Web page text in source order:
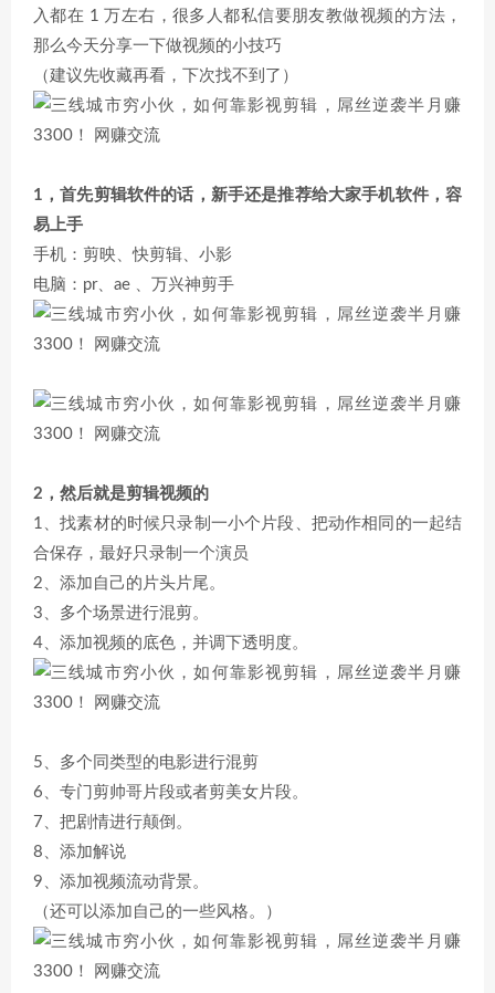
入都在 1 万左右，很多人都私信要朋友教做视频的方法，
那么今天分享一下做视频的小技巧
（建议先收藏再看，下次找不到了）
1，首先剪辑软件的话，新手还是推荐给大家手机软件，容
易上手
手机：剪映、快剪辑、小影
电脑：pr、ae 、万兴神剪手
2，然后就是剪辑视频的
1、找素材的时候只录制一小个片段、把动作相同的一起结
合保存，最好只录制一个演员
2、添加自己的片头片尾。
3、多个场景进行混剪。
4、添加视频的底色，并调下透明度。
5、多个同类型的电影进行混剪
6、专门剪帅哥片段或者剪美女片段。
7、把剧情进行颠倒。
8、添加解说
9、添加视频流动背景。
（还可以添加自己的一些风格。）